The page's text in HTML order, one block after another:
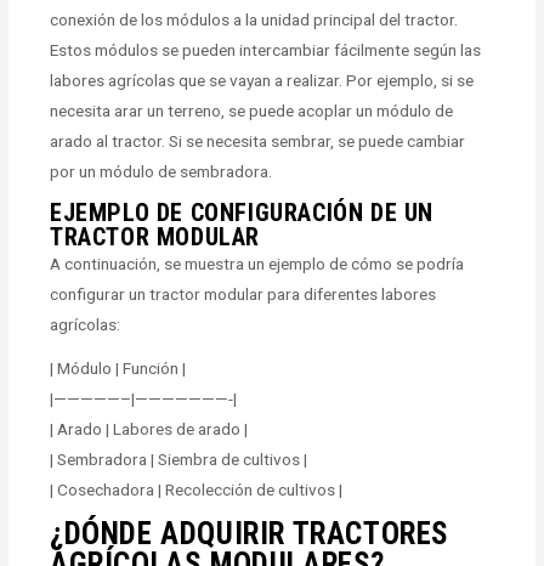
conexión de los módulos a la unidad principal del tractor.
Estos módulos se pueden intercambiar fácilmente según las
labores agrícolas que se vayan a realizar. Por ejemplo, si se
necesita arar un terreno, se puede acoplar un módulo de
arado al tractor. Si se necesita sembrar, se puede cambiar
por un módulo de sembradora.
EJEMPLO DE CONFIGURACIÓN DE UN
TRACTOR MODULAR
A continuación, se muestra un ejemplo de cómo se podría
configurar un tractor modular para diferentes labores
agrícolas:
| Módulo | Función |
|—————–|———————-|
| Arado | Labores de arado |
| Sembradora | Siembra de cultivos |
| Cosechadora | Recolección de cultivos |
¿DÓNDE ADQUIRIR TRACTORES